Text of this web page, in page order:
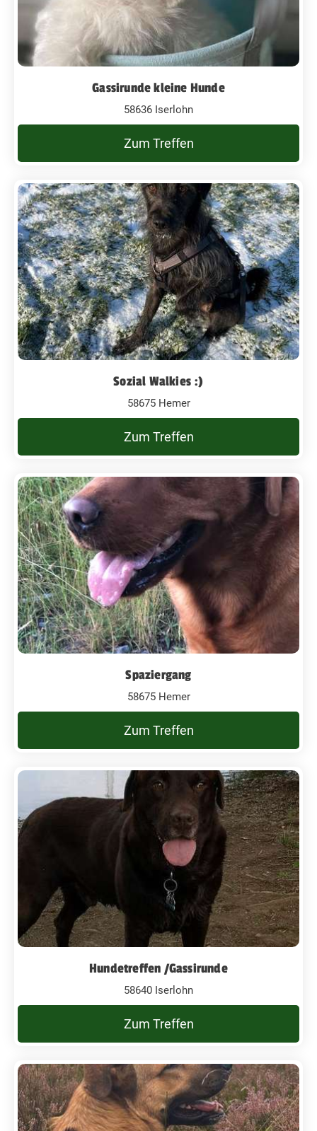
Gassirunde kleine Hunde
58636 Iserlohn
Zum Treffen
Sozial Walkies :)
58675 Hemer
Zum Treffen
Spaziergang
58675 Hemer
Zum Treffen
Hundetreffen /Gassirunde
58640 Iserlohn
Zum Treffen